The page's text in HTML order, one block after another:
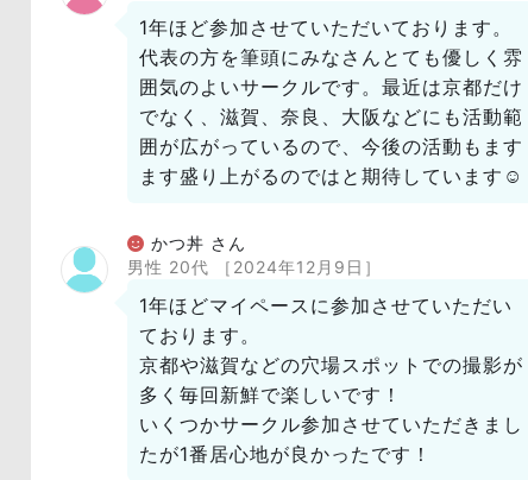
1年ほど参加させていただいております。
代表の方を筆頭にみなさんとても優しく雰
囲気のよいサークルです。最近は京都だけ
でなく、滋賀、奈良、大阪などにも活動範
囲が広がっているので、今後の活動もます
ます盛り上がるのではと期待しています☺︎
かつ丼 さん
男性 20代
［2024年12月9日］
1年ほどマイペースに参加させていただい
ております。
京都や滋賀などの穴場スポットでの撮影が
多く毎回新鮮で楽しいです！
いくつかサークル参加させていただきまし
たが1番居心地が良かったです！